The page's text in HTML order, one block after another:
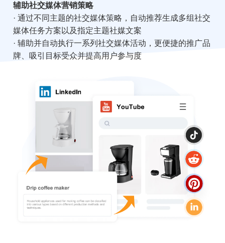
辅助社交媒体营销策略
· 通过不同主题的社交媒体策略，自动推荐生成多组社交
媒体任务方案以及指定主题社媒文案
· 辅助并自动执行一系列社交媒体活动，更便捷的推广品
牌、吸引目标受众并提高用户参与度